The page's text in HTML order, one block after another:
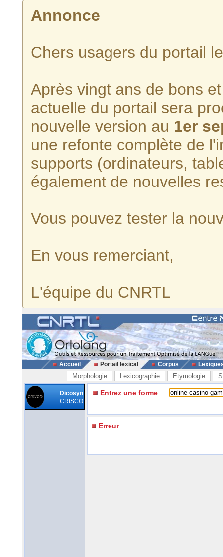
Annonce
Chers usagers du portail
Après vingt ans de bons
actuelle du portail sera
nouvelle version au 1er
une refonte complète de
supports (ordinateurs,
également de nouvelles
Vous pouvez tester la
En vous remerciant,
L'équipe du CNRTL
Accueil Portail lexical Corpus
Morphologie Lexicographie Etymologie
Dicosyn
CRISCO
Entrez une forme
Erreur